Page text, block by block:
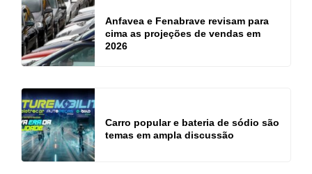
Anfavea e Fenabrave revisam para
cima as projeções de vendas em
2026
Carro popular e bateria de sódio são
temas em ampla discussão